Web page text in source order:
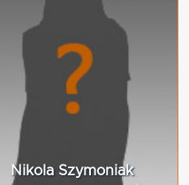
Nikola Szymoniak